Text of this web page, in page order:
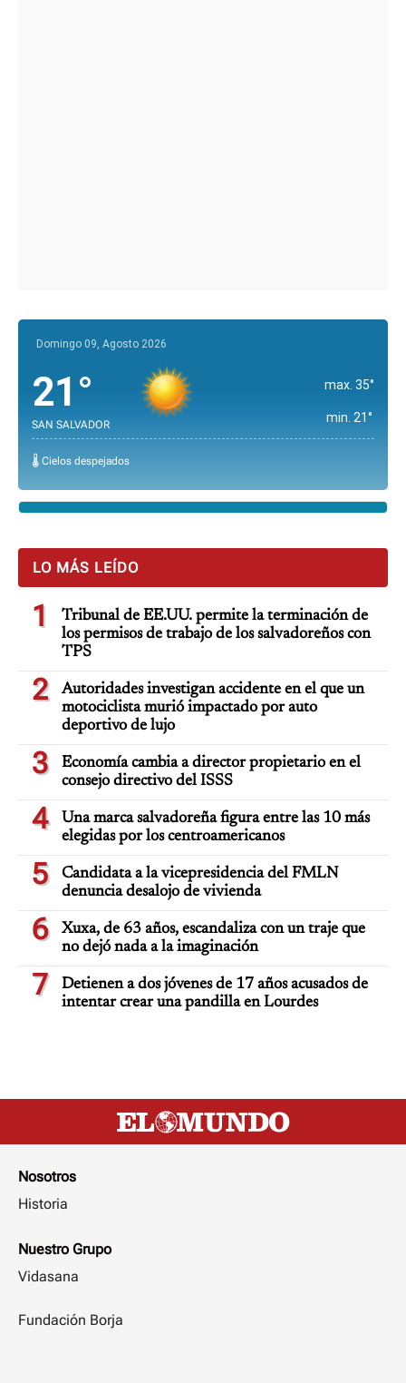
Domingo 09, Agosto 2026
21°
SAN SALVADOR
max. 35°
min. 21°
🌡️ Cielos despejados
LO MÁS LEÍDO
1
Tribunal de EE.UU. permite la terminación de
los permisos de trabajo de los salvadoreños con
TPS
2
Autoridades investigan accidente en el que un
motociclista murió impactado por auto
deportivo de lujo
3
Economía cambia a director propietario en el
consejo directivo del ISSS
4
Una marca salvadoreña figura entre las 10 más
elegidas por los centroamericanos
5
Candidata a la vicepresidencia del FMLN
denuncia desalojo de vivienda
6
Xuxa, de 63 años, escandaliza con un traje que
no dejó nada a la imaginación
7
Detienen a dos jóvenes de 17 años acusados de
intentar crear una pandilla en Lourdes
Nosotros
Historia
Nuestro Grupo
Vidasana
Fundación Borja